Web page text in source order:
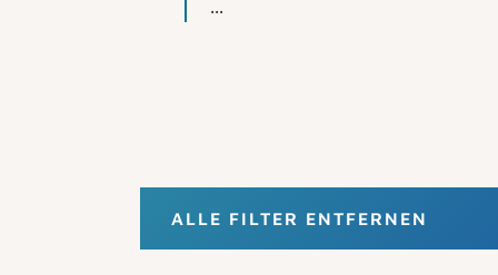
...
ALLE FILTER ENTFERNEN